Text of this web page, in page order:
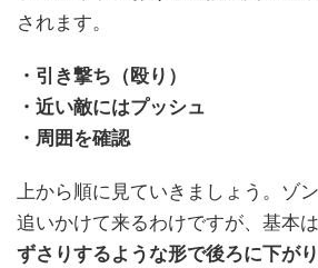
されます。
・引き撃ち（殴り）
・近い敵にはプッシュ
・周囲を確認
上から順に見ていきましょう。ゾ
追いかけて来るわけですが、基本
ずさりするような形で後ろに下が